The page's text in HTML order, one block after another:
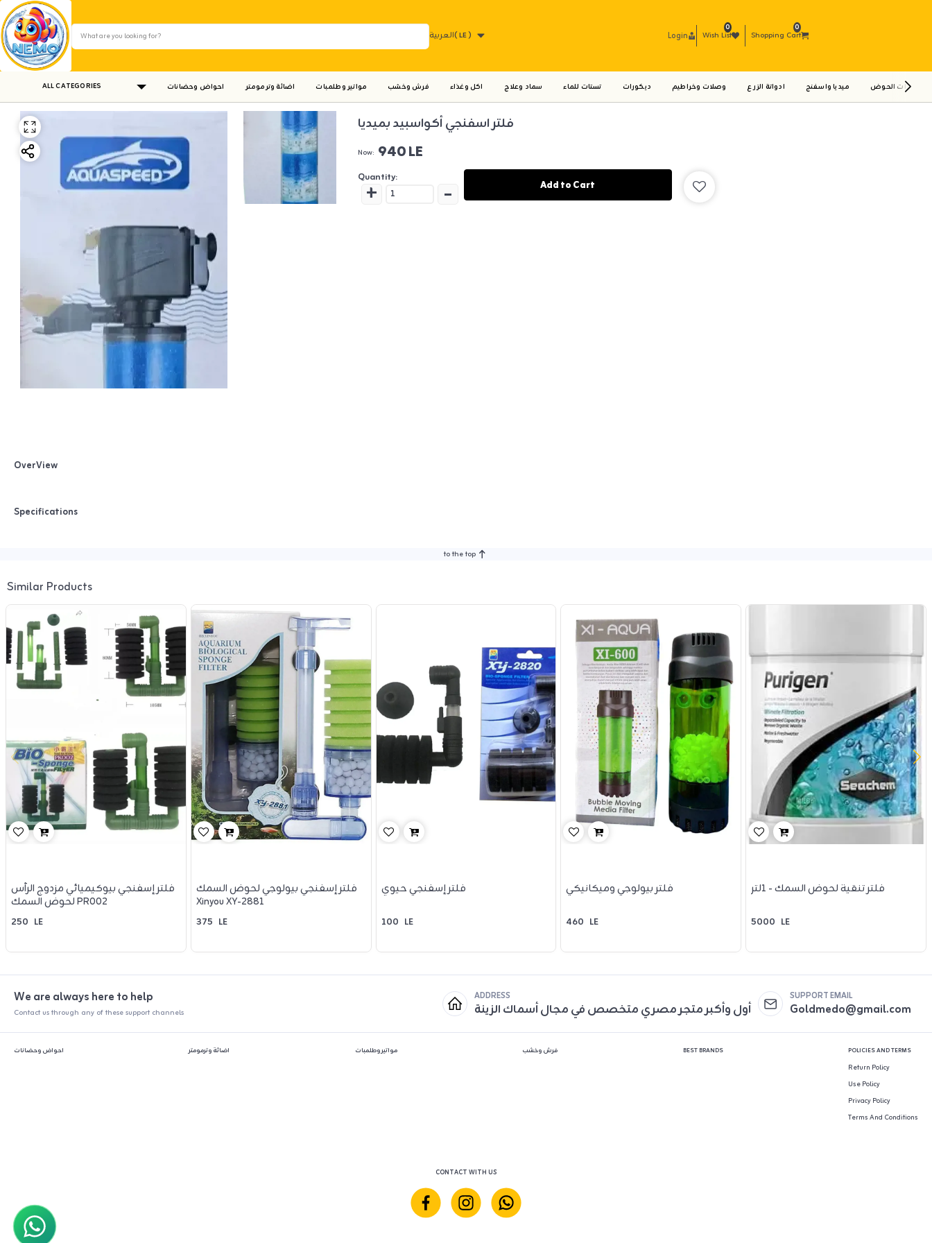
العربية( LE ) Login Wish List
0
Shopping Cart
0
ALL CATEGORIES احواض وحضانات اضائة وترمومتر مواتير وطلمبات فرش وخشب اكل وغذاء سماد وعلاج تستات للماء ديكورات وصلات وخراطيم ادواتة الزرع ميديا واسفنج ادوات الحوض
فلتر اسفنجي أكواسبيد بميديا
Now: 940 LE
Quantity:
+ - Add to Cart
OverView
Specifications
to the top
Similar Products
فلتر إسفنجي بيوكيميائي مزدوج الرأس
لحوض السمك PR002
250 LE
فلتر إسفنجي بيولوجي لحوض السمك
Xinyou XY-2881
375 LE
فلتر إسفنجي حيوي
100 LE
فلتر بيولوجي وميكانيكي
460 LE
فلتر تنقية لحوض السمك - 1لتر
5000 LE
We are always here to help
Contact us through any of these support channels
ADDRESS
أول وأكبر متجر مصري متخصص في مجال أسماك الزينة
SUPPORT EMAIL
Goldmedo@gmail.com
احواض وحضانات اضائة وترمومتر مواتير وطلمبات فرش وخشب BEST BRANDS POLICIES AND TERMS
Return Policy
Use Policy
Privacy Policy
Terms And Conditions
CONTACT WITH US